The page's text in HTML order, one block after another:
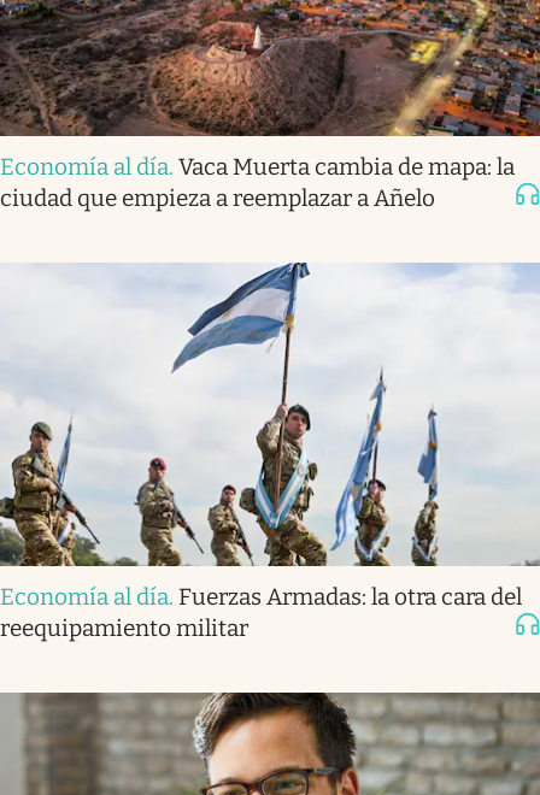
Economía al día. Vaca Muerta cambia de mapa: la
ciudad que empieza a reemplazar a Añelo
Economía al día. Fuerzas Armadas: la otra cara del
reequipamiento militar